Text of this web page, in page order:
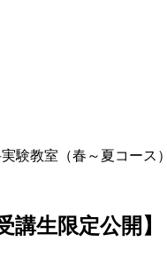
験教室（春～夏コース
生限定公開】